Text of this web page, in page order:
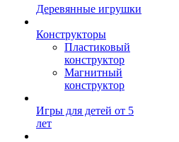
Деревянные игрушки
Конструкторы
Пластиковый
конструктор
Магнитный
конструктор
Игры для детей от 5
лет